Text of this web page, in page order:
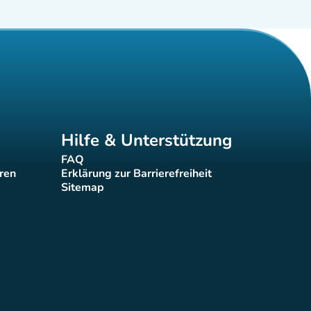
Hilfe & Unterstützung
FAQ(new tab)
Erklärung zur Barrierefreiheit
(new tab)
Sitemap(new tab)